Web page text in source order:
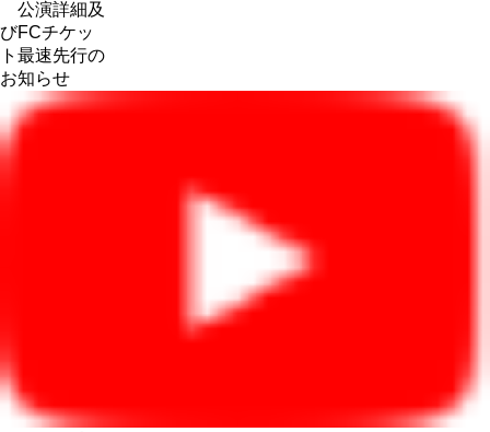
公演詳細及
びFCチケッ
ト最速先行の
お知らせ